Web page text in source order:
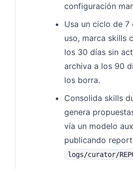
configuración
Usa un ciclo de 7
uso, marca skills
los 30 días sin
archiva a los 90
los borra.
Consolida skills
genera
vía un modelo
publicando
logs/curator/